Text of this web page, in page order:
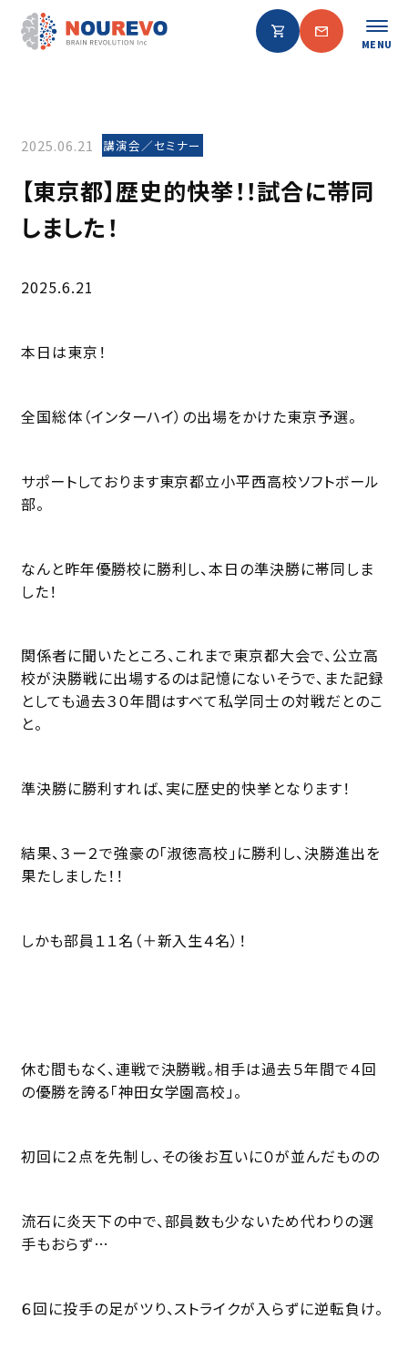
MENU
2025.06.21 講演会／セミナー
【東京都】歴史的快挙！！試合に帯同
しました！
2025.6.21
本日は東京！
全国総体（インターハイ）の出場をかけた東京予選。
サポートしております東京都立小平西高校ソフトボール
部。
なんと昨年優勝校に勝利し、本日の準決勝に帯同しま
した！
関係者に聞いたところ、これまで東京都大会で、公立高
校が決勝戦に出場するのは記憶にないそうで、また記録
としても過去３０年間はすべて私学同士の対戦だとのこ
と。
準決勝に勝利すれば、実に歴史的快挙となります！
結果、３ー２で強豪の「淑徳高校」に勝利し、決勝進出を
果たしました！！
しかも部員１１名（＋新入生４名）！
休む間もなく、連戦で決勝戦。相手は過去５年間で４回
の優勝を誇る「神田女学園高校」。
初回に２点を先制し、その後お互いに０が並んだものの
流石に炎天下の中で、部員数も少ないため代わりの選
手もおらず…
６回に投手の足がツり、ストライクが入らずに逆転負け。